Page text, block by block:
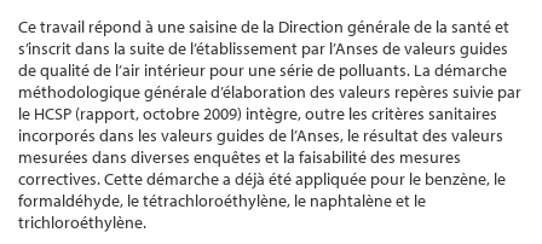
Ce travail répond à une saisine de la Direction générale de la santé et
s’inscrit dans la suite de l’établissement par l’Anses de valeurs guides
de qualité de l’air intérieur pour une série de polluants. La démarche
méthodologique générale d’élaboration des valeurs repères suivie par
le HCSP (rapport, octobre 2009) intègre, outre les critères sanitaires
incorporés dans les valeurs guides de l’Anses, le résultat des valeurs
mesurées dans diverses enquêtes et la faisabilité des mesures
correctives. Cette démarche a déjà été appliquée pour le benzène, le
formaldéhyde, le tétrachloroéthylène, le naphtalène et le
trichloroéthylène.